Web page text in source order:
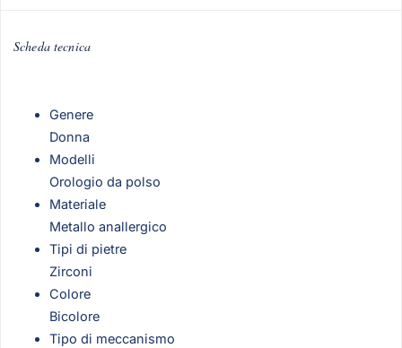
Scheda tecnica
Genere
Donna
Modelli
Orologio da polso
Materiale
Metallo anallergico
Tipi di pietre
Zirconi
Colore
Bicolore
Tipo di meccanismo